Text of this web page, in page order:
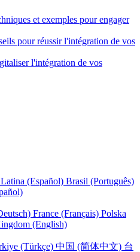
et exemples pour engager
pour réussir l'intégration de vos
l'intégration de vos
(Español) Brasil (Português)
France (Français) Polska
(English)
(Türkçe) 中国 (简体中文) 台